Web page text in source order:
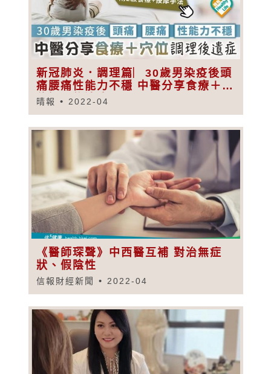
新冠肺炎．調理篇︳30歲男染疫後頭
痛腰痛性能力不穩 中醫分享食療＋穴
位調理後遺症
晴報 2022-04
《醫師琛聲》中西醫互補 對治無症
狀、假陰性
信報財經新聞 2022-04